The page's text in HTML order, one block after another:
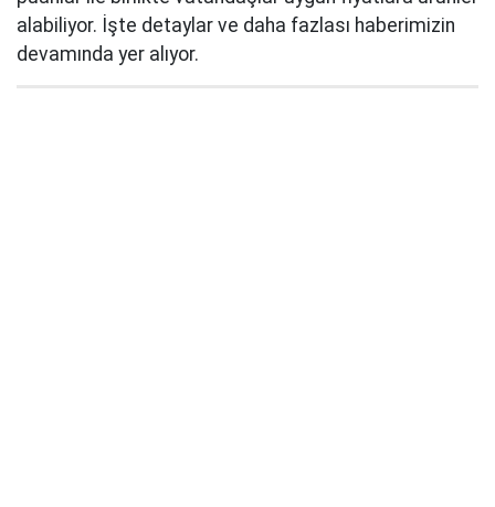
alabiliyor. İşte detaylar ve daha fazlası haberimizin
devamında yer alıyor.